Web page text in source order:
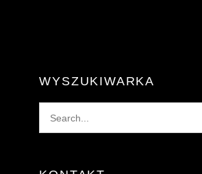
WYSZUKIWARKA
Search
for: